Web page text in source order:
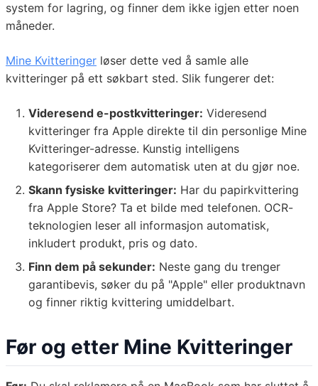
system for lagring, og finner dem ikke igjen etter noen
måneder.
Mine Kvitteringer løser dette ved å samle alle
kvitteringer på ett søkbart sted. Slik fungerer det:
Videresend e-postkvitteringer: Videresend
kvitteringer fra Apple direkte til din personlige Mine
Kvitteringer-adresse. Kunstig intelligens
kategoriserer dem automatisk uten at du gjør noe.
Skann fysiske kvitteringer: Har du papirkvittering
fra Apple Store? Ta et bilde med telefonen. OCR-
teknologien leser all informasjon automatisk,
inkludert produkt, pris og dato.
Finn dem på sekunder: Neste gang du trenger
garantibevis, søker du på "Apple" eller produktnavn
og finner riktig kvittering umiddelbart.
Før og etter Mine Kvitteringer